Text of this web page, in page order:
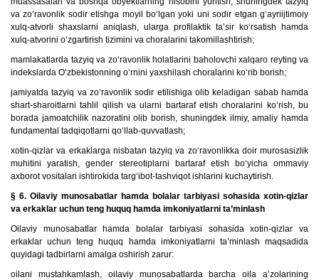
va zo‘ravonlik sodir etishga moyil bo‘lgan yoki uni sodir etgan g‘ayriijtimoiy
xulq-atvorli shaxslarni aniqlash, ularga profilaktik ta’sir ko‘rsatish hamda
xulq-atvorini o‘zgartirish tizimini va choralarini takomillashtirish;
mamlakatlarda tazyiq va zo‘ravonlik holatlarini baholovchi xalqaro reyting va
indekslarda O‘zbekistonning o‘rnini yaxshilash choralarini ko‘rib borish;
jamiyatda tazyiq va zo‘ravonlik sodir etilishiga olib keladigan sabab hamda
shart-sharoitlarni tahlil qilish va ularni bartaraf etish choralarini ko‘rish, bu
borada jamoatchilik nazoratini olib borish, shuningdek ilmiy, amaliy hamda
fundamental tadqiqotlarni qo‘llab-quvvatlash;
xotin-qizlar va erkaklarga nisbatan tazyiq va zo‘ravonlikka doir murosasizlik
muhitini yaratish, gender stereotiplarni bartaraf etish bo‘yicha ommaviy
axborot vositalari ishtirokida targ‘ibot-tashviqot ishlarini kuchaytirish.
§ 6. Oilaviy munosabatlar hamda bolalar tarbiyasi sohasida xotin-qizlar
va erkaklar uchun teng huquq hamda imkoniyatlarni ta’minlash
Oilaviy munosabatlar hamda bolalar tarbiyasi sohasida xotin-qizlar va
erkaklar uchun teng huquq hamda imkoniyatlarni ta’minlash maqsadida
quyidagi tadbirlarni amalga oshirish zarur:
oilani mustahkamlash, oilaviy munosabatlarda barcha oila a’zolarining